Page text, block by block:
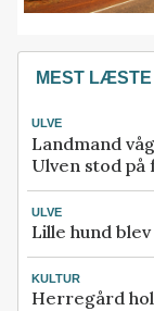
MEST LÆSTE
ULVE
Landmand
Ulven stod
ULVE
Lille hund
KULTUR
Herregård